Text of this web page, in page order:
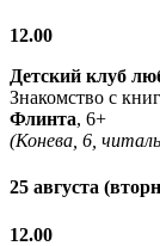
12.00
Детский клуб
Знакомство с
Флинта, 6+
(Конева, 6,
25 августа
12.00